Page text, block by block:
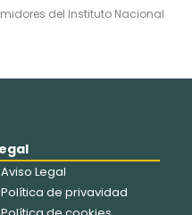
del Instituto Nacional
Aviso Legal
Política de privavidad